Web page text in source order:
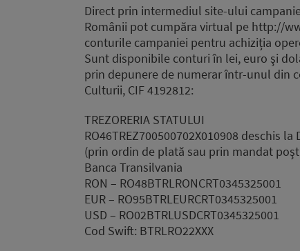
Direct prin intermediul site-ului
Românii pot cumpăra virtual pe http://
conturile campaniei pentru achiziția
Sunt disponibile conturi în lei, euro şi
prin depunere de numerar într-unul din
Culturii, CIF 4192812:
TREZORERIA STATULUI
RO46TREZ700500702X010908 deschis la
(prin ordin de plată sau prin mandat
Banca Transilvania
RON – RO48BTRLRONCRT0345325001
EUR – RO95BTRLEURCRT0345325001
USD – RO02BTRLUSDCRT0345325001
Cod Swift: BTRLRO22XXX